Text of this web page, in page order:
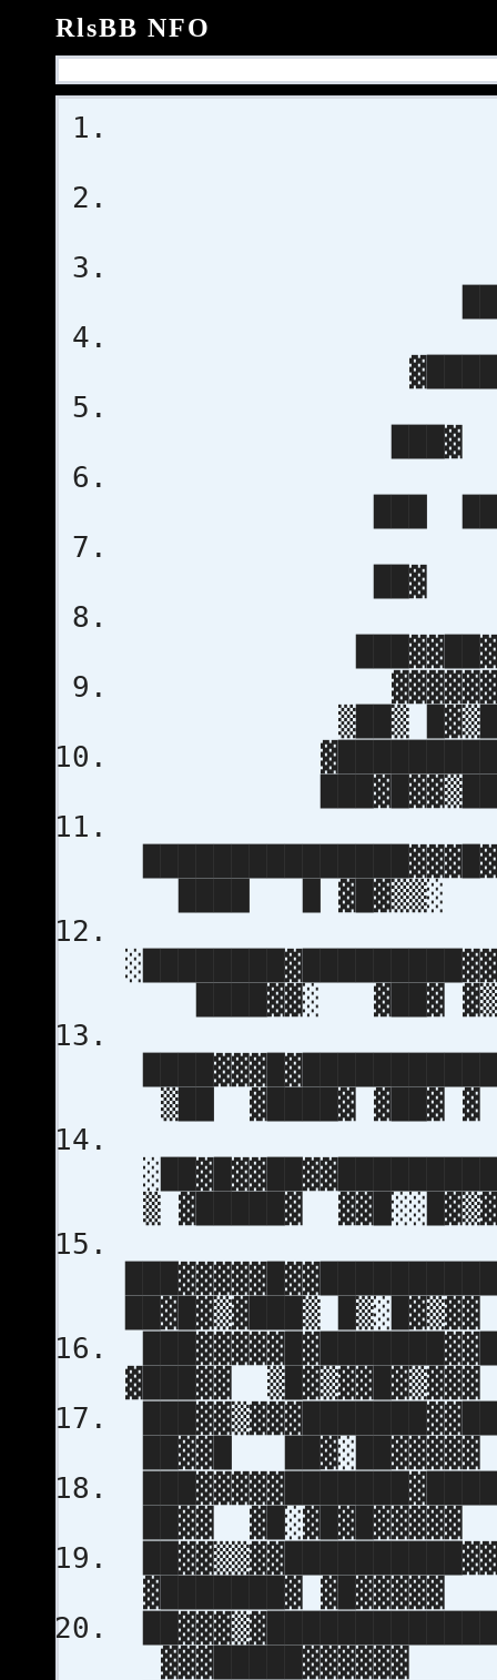
RlsBB NFO
███▓
██▓
▓▓▓▓▓▓▓▒░
▒██▒
████ █ ▓█▓▒▒░
████▓▓░ ▓██▓ ▓▒
▒██ ▓████▓ ▓██▓ ▓
▒ ▓█████▓ ▓▓█░░█▓▒▓
██▓█▓▒▓███▒ █▒░█▓▒▓▓
▓███▓▓ ▒█▓▒▓▓█▓▒▓▓▓
██▓▓█ ██▓░██▓▓▓▓▓
██▓▓ ▓█░▓█▓█▓▓▓▓▓
▓███████▓ ▓█▓▓▓▓▓
▓▓▓█████▓▓▓▓▓▓